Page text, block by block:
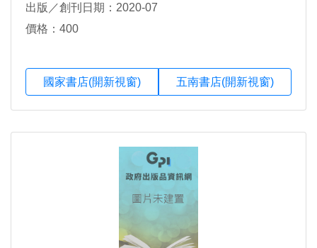
出版／創刊日期：2020-07
價格：400
國家書店(開新視窗) 五南書店(開新視窗)